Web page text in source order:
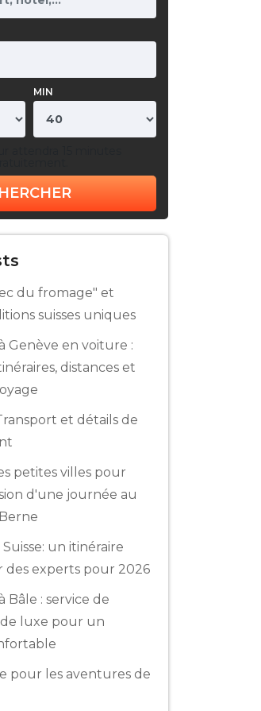
MIN
du fromage" et
suisses uniques
Genève en voiture :
distances et
et détails de
petites villes pour
d'une journée au
un itinéraire
des experts pour 2026
Bâle : service de
luxe pour un
pour les aventures de